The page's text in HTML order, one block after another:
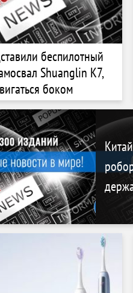
беспилотный
Shuanglin K7,
боком